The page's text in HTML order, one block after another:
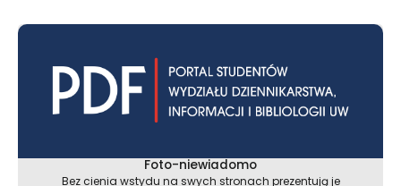
Foto-niewiadomo
Bez cienia wstydu na swych stronach prezentują je